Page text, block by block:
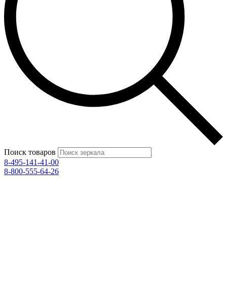
Поиск товаров
8-495-141-41-00
8-800-555-64-26